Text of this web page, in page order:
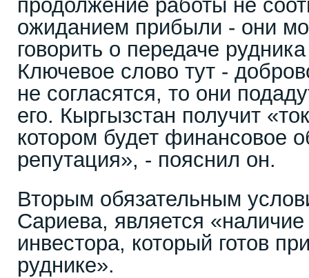
продолжение работы не
ожиданием прибыли - они
говорить о передаче
Ключевое слово тут -
не согласятся, то они
его. Кыргызстан получит
котором будет финансовое
репутация», - пояснил он.
Вторым обязательным
Сариева, является «наличие
инвестора, который готов
руднике».